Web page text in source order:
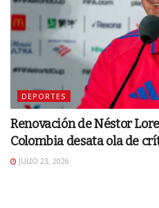
DEPORTES
Renovación de Néstor
Colombia desata ola de
JULIO 23, 2026